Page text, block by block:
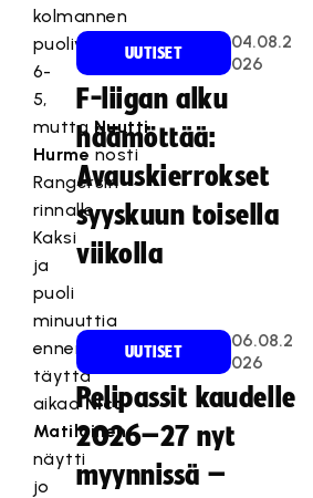
kolmannen
puolivälissä
6-
5,
mutta Nuutti
Hurmenosti
Rangersin
rinnalle.
Kaksi
ja
puoli
minuuttia
ennen
täyttä
aikaaNico
Matilainen
näytti
jo
UUTISET
04.08.2
026
F-liigan alku
häämöttää:
Avauskierrokset
syyskuun toisella
viikolla
UUTISET
06.08.2
026
Pelipassit kaudelle
2026–27 nyt
myynnissä –